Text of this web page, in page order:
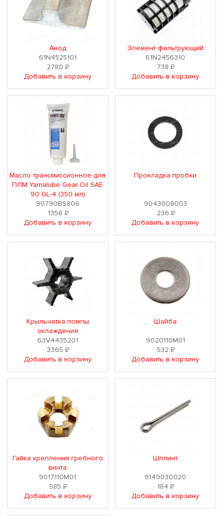
Анод
61N4525101
2780Р
Добавить в корзину
Элемент фильтрующий
61N2456310
738Р
Добавить в корзину
Масло трансмиссионное для
ПЛМ Yamalube Gear Oil SAE
90 GL-4 (350 мл)
90790BS806
1356 Р
Добавить в корзину
Прокладка пробки
9043008003
236 Р
Добавить в корзину
Крыльчатка помпы
охлаждения
63V4435201
3365Р
Добавить в корзину
Шайба
9020110M01
532Р
Добавить в корзину
Гайка крепления гребного
винта
9017110M01
585 Р
Добавить в корзину
Шплинт
9149030020
184Р
Добавить в корзину